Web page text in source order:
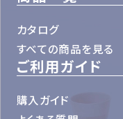
カタログ
すべての商品を見る
ご利用ガイド
購入ガイド